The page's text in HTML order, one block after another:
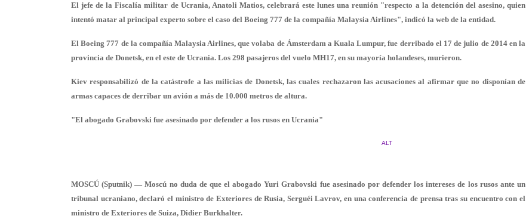
El jefe de la Fiscalía militar de Ucrania, Anatoli Matios, celebrará este lunes una reunión "respecto a la detención del asesino, quien
intentó matar al principal experto sobre el caso del Boeing 777 de la compañía Malaysia Airlines", indicó la web de la entidad.
El Boeing 777 de la compañía Malaysia Airlines, que volaba de Ámsterdam a Kuala Lumpur, fue derribado el 17 de julio de 2014 en la
provincia de Donetsk, en el este de Ucrania. Los 298 pasajeros del vuelo MH17, en su mayoría holandeses, murieron.
Kiev responsabilizó de la catástrofe a las milicias de Donetsk, las cuales rechazaron las acusaciones al afirmar que no disponían de
armas capaces de derribar un avión a más de 10.000 metros de altura.
"El abogado Grabovski fue asesinado por defender a los rusos en Ucrania"
ALT
MOSCÚ (Sputnik) — Moscú no duda de que el abogado Yuri Grabovski fue asesinado por defender los intereses de los rusos ante un
tribunal ucraniano, declaró el ministro de Exteriores de Rusia, Serguéi Lavrov, en una conferencia de prensa tras su encuentro con el
ministro de Exteriores de Suiza, Didier Burkhalter.